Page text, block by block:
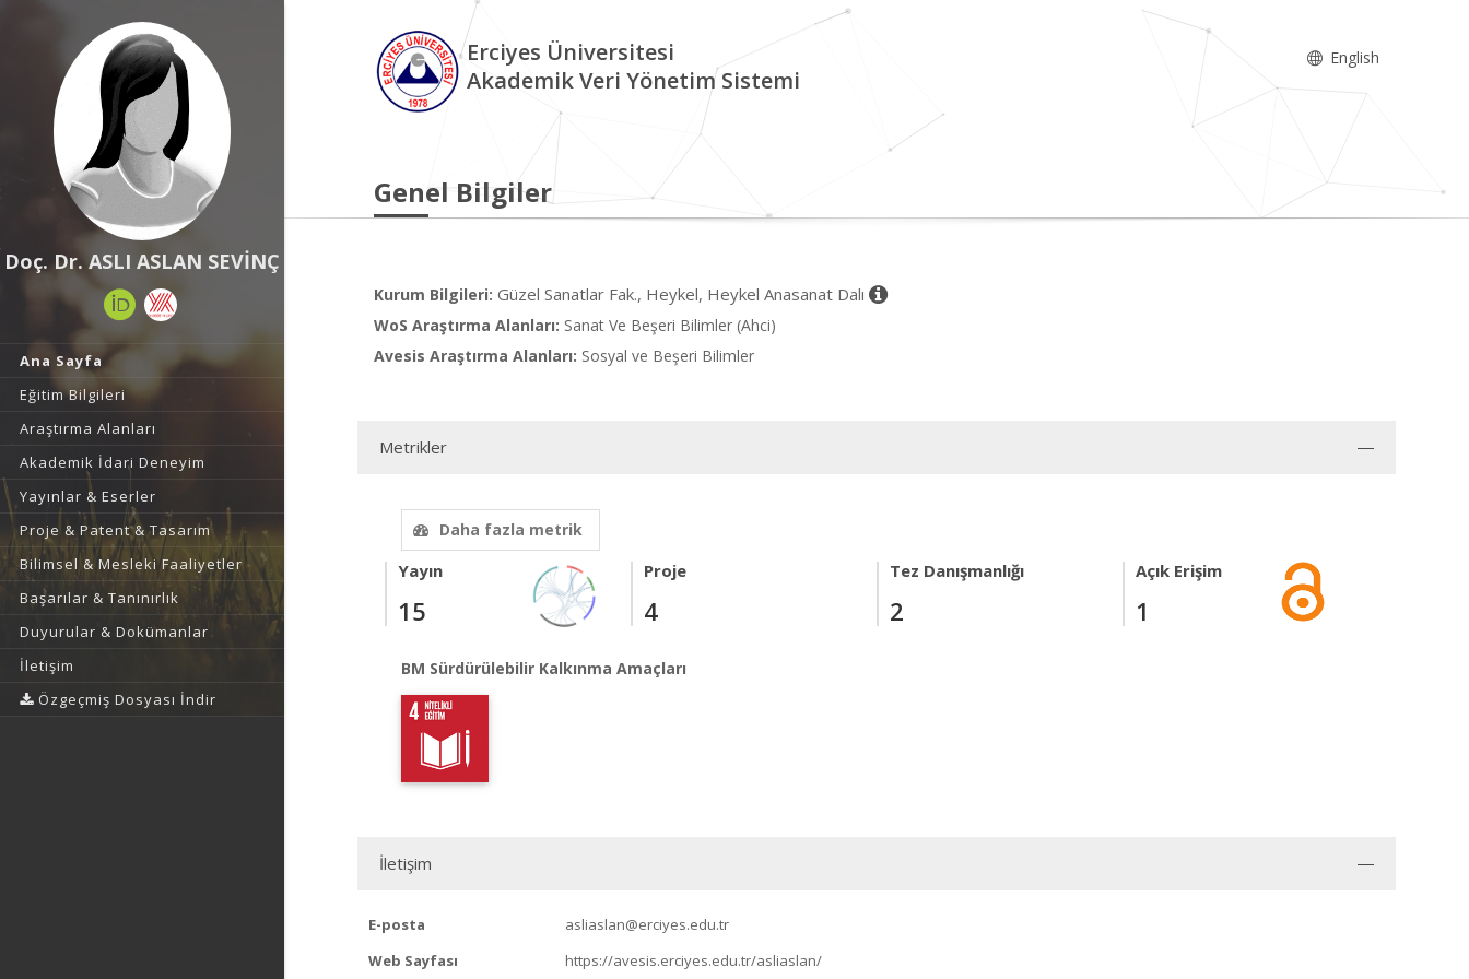
Doç. Dr. ASLI ASLAN SEVİNÇ
Ana Sayfa
Eğitim Bilgileri
Araştırma Alanları
Akademik İdari Deneyim
Yayınlar & Eserler
Proje & Patent & Tasarım
Bilimsel & Mesleki Faaliyetler
Başarılar & Tanınırlık
Duyurular & Dokümanlar
İletişim
Özgeçmiş Dosyası İndir
Erciyes Üniversitesi
Akademik Veri Yönetim Sistemi
English
Genel Bilgiler
Kurum Bilgileri: Güzel Sanatlar Fak., Heykel, Heykel Anasanat Dalı
WoS Araştırma Alanları: Sanat Ve Beşeri Bilimler (Ahci)
Avesis Araştırma Alanları: Sosyal ve Beşeri Bilimler
Metrikler
Daha fazla metrik
Yayın
15
Proje
4
Tez Danışmanlığı
2
Açık Erişim
1
BM Sürdürülebilir Kalkınma Amaçları
İletişim
E-posta
asliaslan@erciyes.edu.tr
Web Sayfası
https://avesis.erciyes.edu.tr/asliaslan/